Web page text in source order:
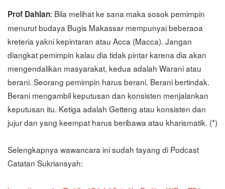
Prof Dahlan: Bila melihat ke sana maka sosok pemimpin
menurut budaya Bugis Makassar mempunyai beberaoa
kreteria yakni kepintaran atau Acca (Macca). Jangan
diangkat pemimpin kalau dia tidak pintar karena dia akan
mengendalikan masyarakat, kedua adalah Warani atau
berani. Seorang pemimpin harus berani. Berani bertindak.
Berani mengambil keputusan dan konsisten menjalankan
keputusan itu. Ketiga adalah Getteng atau konsisten dan
jujur dan yang keempat harus beribawa atau kharismatik. (*)
Selengkapnya wawancara ini sudah tayang di Podcast
Catatan Sukriansyah: